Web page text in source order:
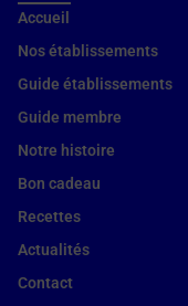
Accueil
Nos établissements
Guide établissements
Guide membre
Notre histoire
Bon cadeau
Recettes
Actualités
Contact